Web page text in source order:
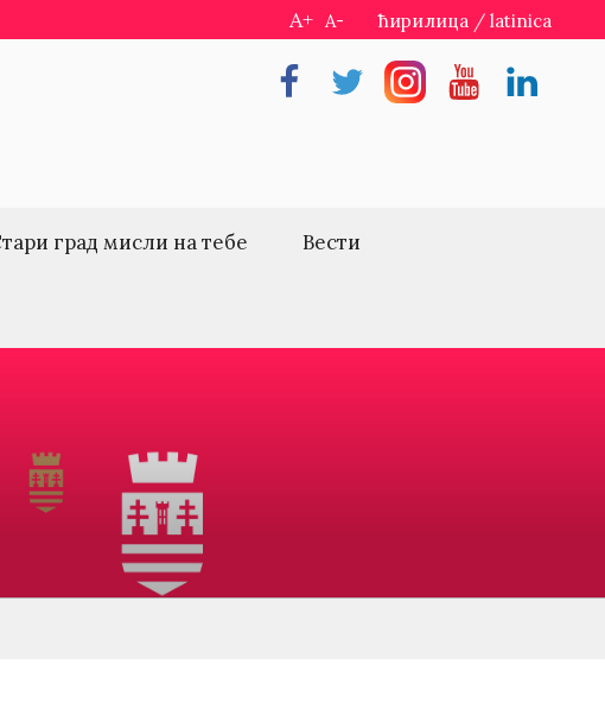
A+ A- ћирилица / latinica
FacebookTwitterInstragramYoutubeLinkedin
град мисли на тебе Вести